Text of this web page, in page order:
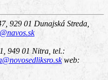
929 01 Dunajská Streda
949 01 Nitra , tel.:
web: